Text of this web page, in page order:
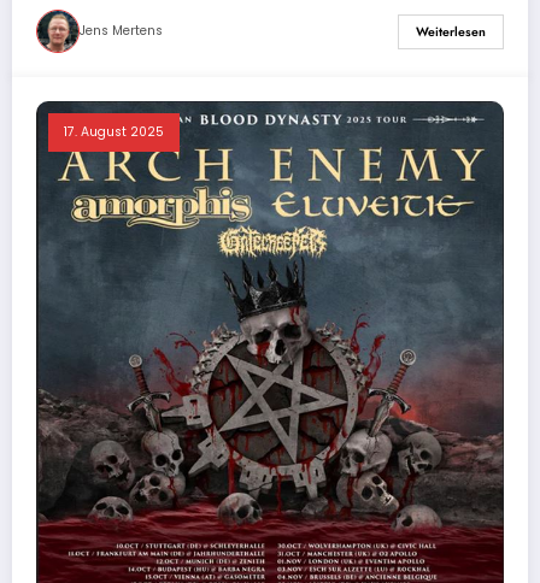
Jens Mertens Weiterlesen
17. August 2025